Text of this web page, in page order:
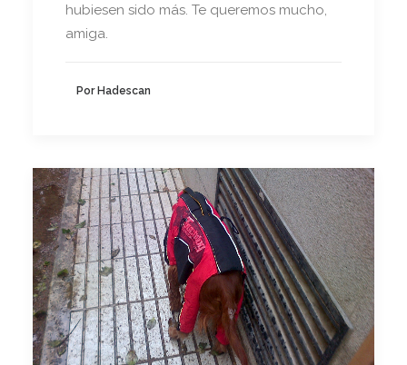
hubiesen sido más. Te queremos mucho,
amiga.
Por Hadescan